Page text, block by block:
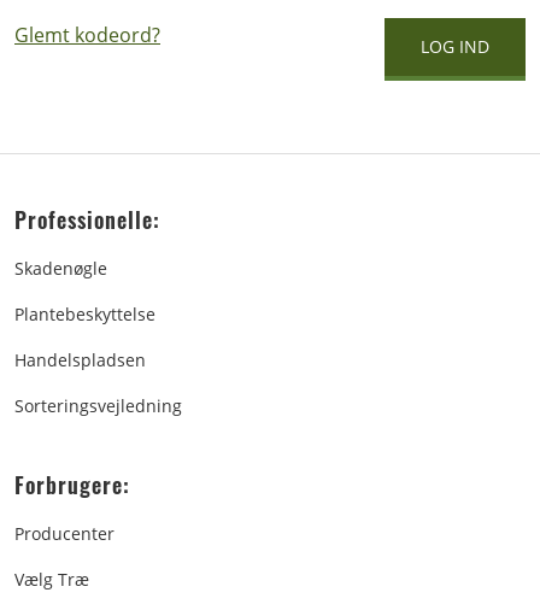
Glemt kodeord?
Professionelle:
Skadenøgle
Plantebeskyttelse
Handelspladsen
Sorteringsvejledning
Forbrugere:
Producenter
Vælg Træ